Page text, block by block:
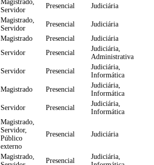
Magistrado,
Servidor
Presencial Judiciária
Magistrado,
Servidor
Presencial
Judiciária
Magistrado Presencial
Judiciária
Servidor Presencial
Judiciária,
Administrativa
Servidor Presencial
Judiciária,
Informática
Magistrado Presencial
Judiciária,
Informática
Servidor Presencial
Judiciária,
Informática
Magistrado,
Servidor,
Público
externo
Presencial Judiciária
Magistrado,
Presencial
Judiciária,